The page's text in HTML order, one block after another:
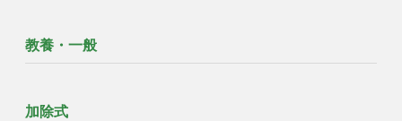
教養・一般
加除式